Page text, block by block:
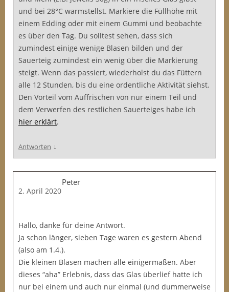
und bei 28°C warmstellst. Markiere die Füllhöhe mit
einem Edding oder mit einem Gummi und beobachte
es über den Tag. Du solltest sehen, dass sich
zumindest einige wenige Blasen bilden und der
Sauerteig zumindest ein wenig über die Markierung
steigt. Wenn das passiert, wiederholst du das Füttern
alle 12 Stunden, bis du eine ordentliche Aktivität siehst.
Den Vorteil vom Auffrischen von nur einem Teil und
dem Verwerfen des restlichen Sauerteiges habe ich
hier erklärt.
Antworten ↓
Peter
2. April 2020
Hallo, danke für deine Antwort.
Ja schon länger, sieben Tage waren es gestern Abend
(also am 1.4.).
Die kleinen Blasen machen alle einigermaßen. Aber
dieses “aha” Erlebnis, dass das Glas überlief hatte ich
nur bei einem und auch nur einmal (und dummerweise